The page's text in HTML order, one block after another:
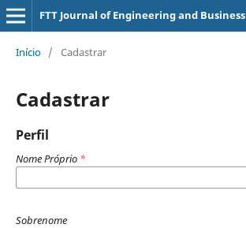
FTT Journal of Engineering and Business
Início / Cadastrar
Cadastrar
Perfil
Nome Próprio *
Sobrenome